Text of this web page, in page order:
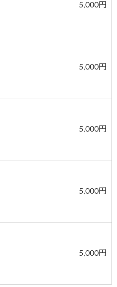
5,000円
5,000円
5,000円
5,000円
5,000円